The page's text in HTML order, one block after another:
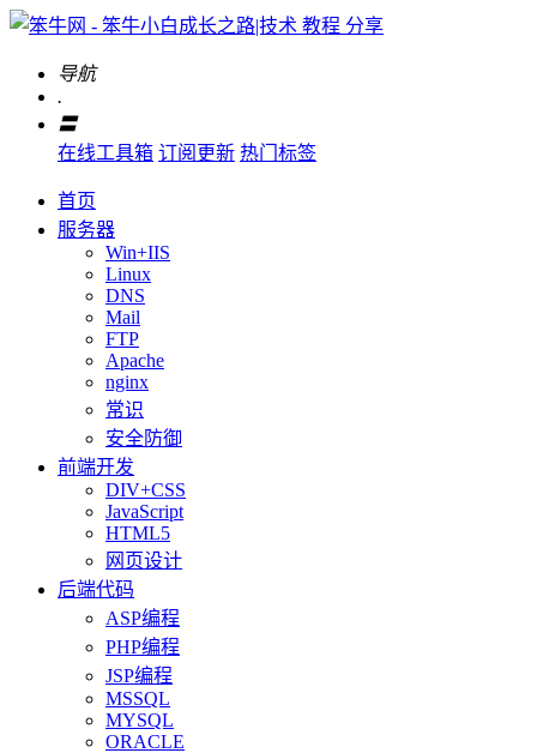
导航
.
〓
在线工具箱 订阅更新 热门标签
首页
服务器
Win+IIS
Linux
DNS
Mail
FTP
Apache
nginx
常识
安全防御
前端开发
DIV+CSS
JavaScript
HTML5
网页设计
后端代码
ASP编程
PHP编程
JSP编程
MSSQL
MYSQL
ORACLE